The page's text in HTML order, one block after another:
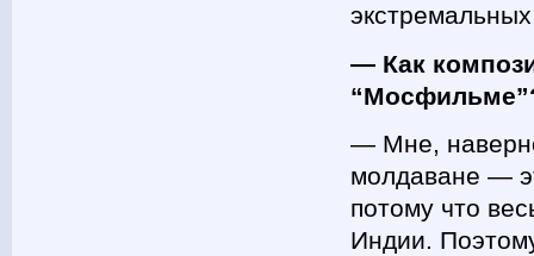
— Как
— Мне,
молдаване —
потому что
Индии.